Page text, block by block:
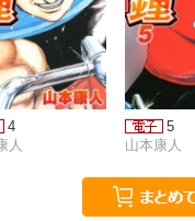
4
人
5
山本康人